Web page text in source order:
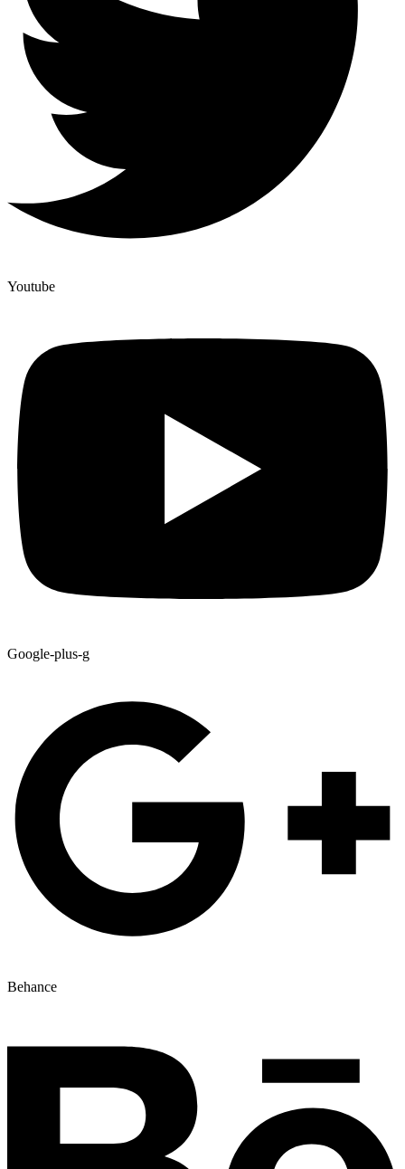
Youtube
Google-plus-g
Behance